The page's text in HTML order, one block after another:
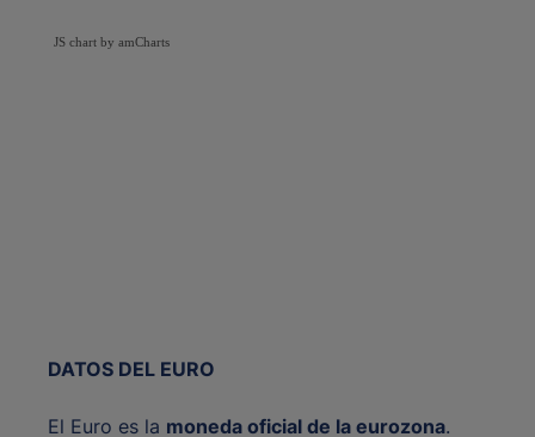
JS chart by amCharts
DATOS DEL EURO
El Euro es la moneda oficial de la eurozona.